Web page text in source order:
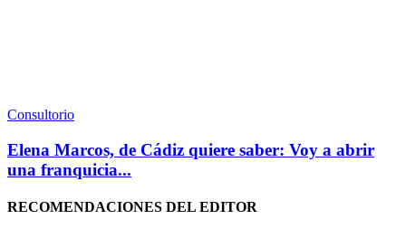
Consultorio
Elena Marcos, de Cádiz quiere saber: Voy a abrir
una franquicia...
RECOMENDACIONES DEL EDITOR